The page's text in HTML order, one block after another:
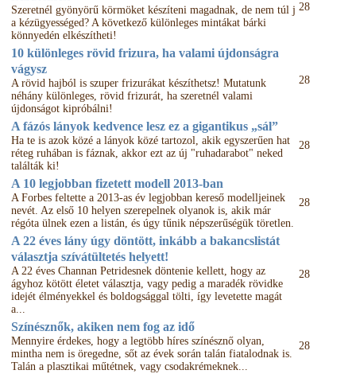
Szeretnél gyönyörű körmöket készíteni magadnak, de nem túl j
a kézügyességed? A következő különleges mintákat bárki
könnyedén elkészítheti!
28
10 különleges rövid frizura, ha valami újdonságra
vágysz
A rövid hajból is szuper frizurákat készíthetsz! Mutatunk
néhány különleges, rövid frizurát, ha szeretnél valami
újdonságot kipróbálni!
28
A fázós lányok kedvence lesz ez a gigantikus „sál”
Ha te is azok közé a lányok közé tartozol, akik egyszerűen hat
réteg ruhában is fáznak, akkor ezt az új "ruhadarabot" neked
találták ki!
28
A 10 legjobban fizetett modell 2013-ban
A Forbes feltette a 2013-as év legjobban kereső modelljeinek
nevét. Az első 10 helyen szerepelnek olyanok is, akik már
régóta ülnek ezen a listán, és úgy tűnik népszerűségük töretlen.
28
A 22 éves lány úgy döntött, inkább a bakancslistát
választja szívátültetés helyett!
A 22 éves Channan Petridesnek döntenie kellett, hogy az
ágyhoz kötött életet választja, vagy pedig a maradék rövidke
idejét élményekkel és boldogsággal tölti, így levetette magát
a...
28
Színésznők, akiken nem fog az idő
Mennyire érdekes, hogy a legtöbb híres színésznő olyan,
mintha nem is öregedne, sőt az évek során talán fiatalodnak is.
Talán a plasztikai műtétnek, vagy csodakrémeknek...
28